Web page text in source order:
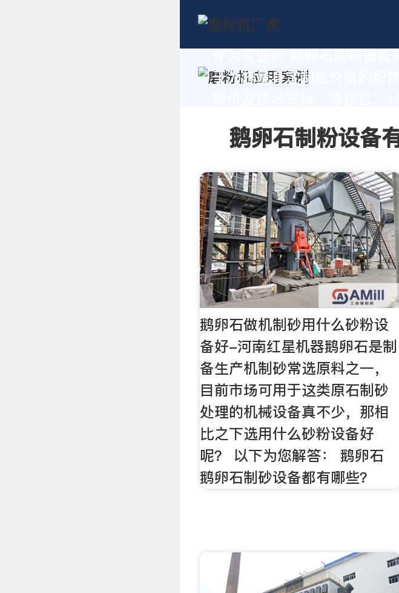
于为您量身定制高价值的粉
鹅卵石制粉设备
鹅卵石做机制砂用什么砂粉设
备好-河南红星机器鹅卵石是制
备生产机制砂常选原料之一，
目前市场可用于这类原石制砂
处理的机械设备真不少，那相
比之下选用什么砂粉设备好
呢？ 以下为您解答： 鹅卵石
鹅卵石制砂设备都有哪些？